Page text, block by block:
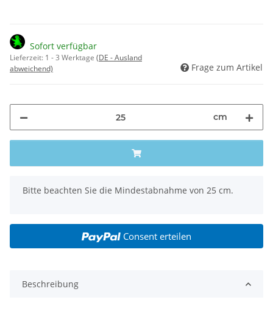
Sofort verfügbar
Lieferzeit: 1 - 3 Werktage (DE - Ausland
abweichend)
Frage zum Artikel
cm
x
Bitte beachten Sie die Mindestabnahme von 25 cm.
Consent erteilen
Beschreibung